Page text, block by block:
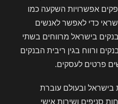
אפשרויות השקעה כמו
כדי לאפשר לאנשים
בישראל מרווחים בשתי
ורווח בגין ריבית הבנקים
פרטים לעסקים.
בישראל ובעולם עוברת
סניפים ושירות אישי